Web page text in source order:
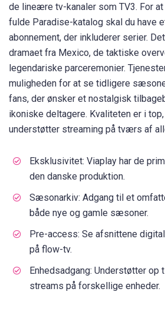
de lineære tv-kanaler som TV3. For
fulde Paradise-katalog skal du have
abonnement, der inkluderer serier.
dramaet fra Mexico, de taktiske
legendariske parceremonier.
muligheden for at se tidligere
fans, der ønsker et nostalgisk
ikoniske deltagere. Kvaliteten er i
understøtter streaming på tværs af
Eksklusivitet: Viaplay har de
den danske produktion.
Sæsonarkiv: Adgang til et
både nye og gamle sæsoner.
Pre-access: Se afsnittene
på flow-tv.
Enhedsadgang: Understøtter op
streams på forskellige enheder.